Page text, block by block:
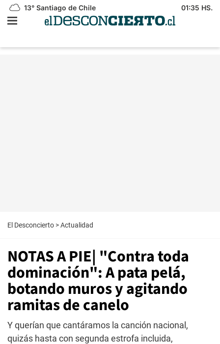
13° Santiago de Chile 01:35 HS.
El Desconcierto >Actualidad
NOTAS A PIE| "Contra toda
dominación": A pata pelá,
botando muros y agitando
ramitas de canelo
Y querían que cantáramos la canción nacional,
quizás hasta con segunda estrofa incluida,